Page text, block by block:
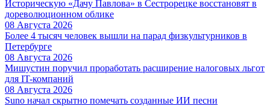
Историческую «Дачу Павлова» в Сестрорецке восстановят в
дореволюционном облике
08 Августа 2026
Более 4 тысяч человек вышли на парад физкультурников в
Петербурге
08 Августа 2026
Мишустин поручил проработать расширение налоговых льгот
для IT-компаний
08 Августа 2026
Suno начал скрытно помечать созданные ИИ песни